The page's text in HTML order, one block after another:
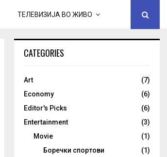
ТЕЛЕВИЗИЈА ВО ЖИВО
CATEGORIES
Art
(7)
Economy
(6)
Editor's Picks
(6)
Entertainment
(3)
Movie
(1)
Боречки спортови
(1)